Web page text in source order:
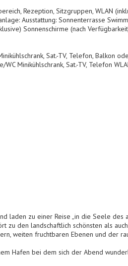
Rezeption, Sitzgruppen, WLAN
Ausstattung: Sonnenterrasse
Sonnenschirme (nach
Sat.-TV, Telefon, Balkon
Minikühlschrank, Sat.-TV, Telefon
laden zu einer Reise „in die Seele
den landschaftlich schönsten als
weiten fruchtbaren Ebenen und der
Hafen bei dem sich der Abend